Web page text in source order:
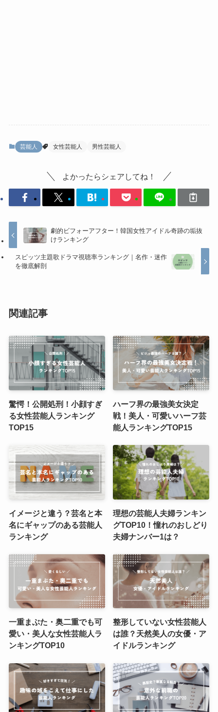
芸能人 女性芸能人 男性芸能人
よかったらシェアしてね！
劇的ビフォーアフター！韓国女性アイドル奇跡の垢抜
けランキング
スピッツ主題歌ドラマ視聴率ランキング｜名作・迷作
を徹底解剖
関連記事
驚愕！公開処刑！小顔すぎ
る女性芸能人ランキング
TOP15
ハーフ界の最強美女決定
戦！美人・可愛いハーフ芸
能人ランキングTOP15
イメージと違う？芸名と本
名にギャップのある芸能人
ランキング
理想の芸能人夫婦ランキン
グTOP10！憧れのおしどり
夫婦ナンバー1は？
一重まぶた・奥二重でも可
愛い・美人な女性芸能人ラ
ンキングTOP10
整形していない女性芸能人
は誰？天然美人の女優・ア
イドルランキング